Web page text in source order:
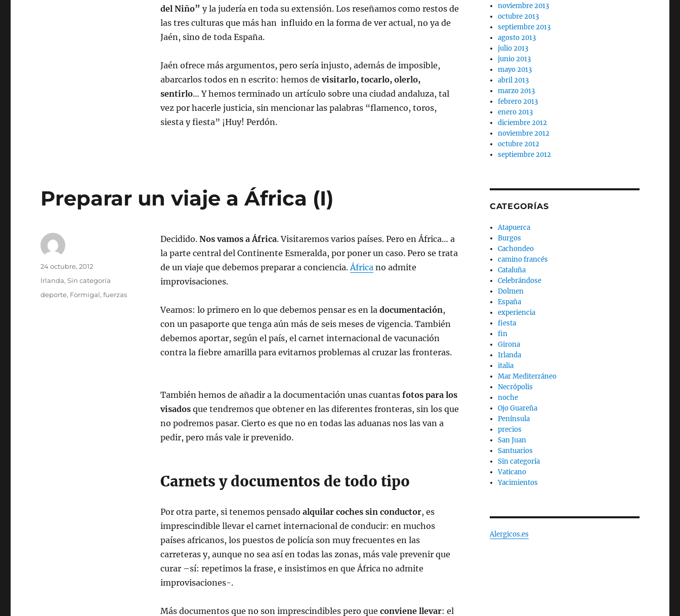
del Niño” y la judería en toda su extensión. Los reseñamos como restos de
las tres culturas que más han influido en la forma de ver actual, no ya de
Jaén, sino de toda España.
Jaén ofrece más argumentos, pero sería injusto, además de imposible,
abarcarlos todos en n escrito: hemos de visitarlo, tocarlo, olerlo,
sentirlo… Y hemos terminado un artículo sobre una ciudad andaluza, tal
vez por hacerle justicia, sin mencionar las palabras “flamenco, toros,
siesta y fiesta” ¡Huy! Perdón.
Preparar un viaje a África (I)
Decidido. Nos vamos a África. Visitaremos varios países. Pero en África… a
la parte central del Continente Esmeralda, por poner un caso. Pero se trata
de un viaje que debemos preparar a conciencia.Áfricano admite
improvisaciones.
Veamos: lo primero en lo que debemos pensar es en la documentación,
con un pasaporte que tenga aún más de seis meses de vigencia. También
debemos aportar, según el país, el carnet internacional de vacunación
contra la fiebre amarilla para evitarnos problemas al cruzar las fronteras.
También hemos de añadir a la documentación unas cuantas fotos para los
visadosque tendremos que obtener en las diferentes fronteras, sin los que
no podremos pasar. Cierto es que no en todas las aduanas nos las van a
pedir, pero más vale ir prevenido.
Carnets y documentos de todo tipo
Por otra parte, si tenemos pensado alquilar coches sin conductor, es
imprescindible llevar el carnet internacional de conducir: en muchos
países africanos, los puestos de policía son muy frecuentes en las
carreteras y, aunque no sea así en todas las zonas, más vale prevenir que
curar –sí: repetimos la frase, e insistimos en que África no admite
improvisaciones-.
Más documentos que no son imprescindibles pero que conviene llevar: el
Autor
Publicado
el
24 octubre, 2012
Categorías
Irlanda,Sin categoría
Etiquetas
deporte, Formigal,fuerzas
noviembre 2013
octubre 2013
septiembre 2013
agosto 2013
julio 2013
junio 2013
mayo 2013
abril 2013
marzo 2013
febrero 2013
enero 2013
diciembre 2012
noviembre 2012
octubre 2012
septiembre 2012
CATEGORÍAS
Atapuerca
Burgos
Cachondeo
camino francés
Cataluña
Celebrándose
Dolmen
España
experiencia
fiesta
fin
Girona
Irlanda
italia
Mar Mediterráneo
Necrópolis
noche
Ojo Guareña
Península
precios
San Juan
Santuarios
Sin categoría
Vaticano
Yacimientos
Alergicos.es